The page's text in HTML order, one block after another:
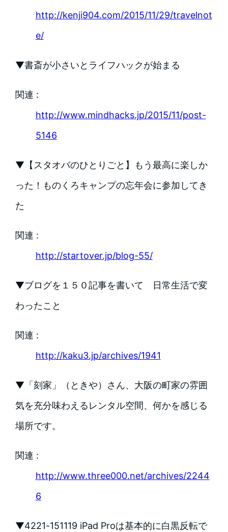
http://kenji904.com/2015/11/29/travelnot
e/
▼書斎が小さいとライフハックが始まる
関連 :
http://www.mindhacks.jp/2015/11/post-
5146
▼【スタオバのひとりごと】もう最高に楽しか
った！ものくろキャンプの忘年会に参加してき
た
関連 :
http://startover.jp/blog-55/
▼ブログを１５０記事を書いて 日常生活で変
わったこと
関連 :
http://kaku3.jp/archives/1941
▼「刻家」（ときや）さん、大阪の町家の雰囲
気を充分味わえるレンタル空間、何かを感じる
場所です。
関連 :
http://www.three000.net/archives/2244
6
▼4221-151119 iPad Proは基本的に白黒反転で